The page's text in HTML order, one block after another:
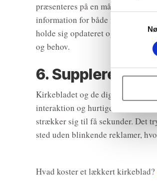
Samtykkevalg
præsenteres på en måde, der
information for både faste
holde sig opdateret og planlægge
og behov.
6. Supplerer det
Kirkebladet og de digitale medier
interaktion og hurtige nyheder,
strækker sig til få sekunder. Det
sted uden blinkende reklamer,
Hvad koster et lækkert kirkeblad?